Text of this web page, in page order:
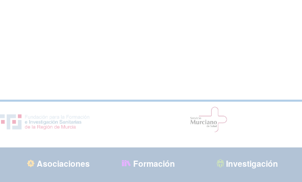
Asociaciones Formación Investigación